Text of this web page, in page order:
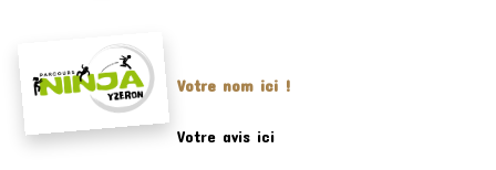
Votre nom ici !
Votre avis ici